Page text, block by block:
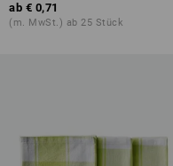
ab € 0,71
(m. MwSt.) ab 25 Stück